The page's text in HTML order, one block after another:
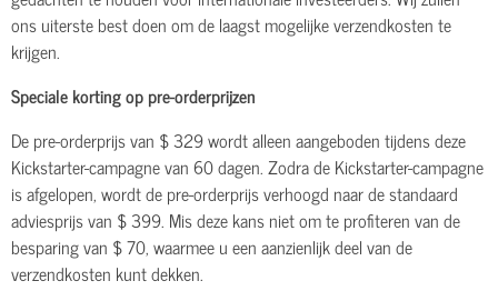
ons uiterste best doen om de laagst mogelijke verzendkosten te
krijgen.
Speciale korting op pre-orderprijzen
De pre-orderprijs van $ 329 wordt alleen aangeboden tijdens deze
Kickstarter-campagne van 60 dagen. Zodra de Kickstarter-campagne
is afgelopen, wordt de pre-orderprijs verhoogd naar de standaard
adviesprijs van $ 399. Mis deze kans niet om te profiteren van de
besparing van $ 70, waarmee u een aanzienlijk deel van de
verzendkosten kunt dekken.